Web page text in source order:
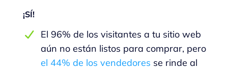
¡SÍ!
El 96% de los visitantes a tu sitio web
aún no están listos para comprar, pero
el 44% de los vendedores se rinde al